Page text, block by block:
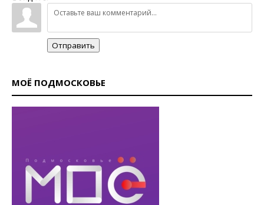
Отправить
МОЁ ПОДМОСКОВЬЕ